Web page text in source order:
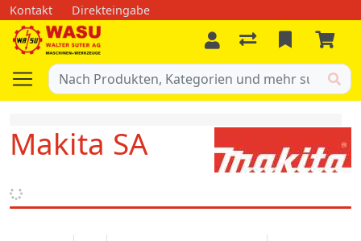
Kontakt Direkteingabe
Makita SA